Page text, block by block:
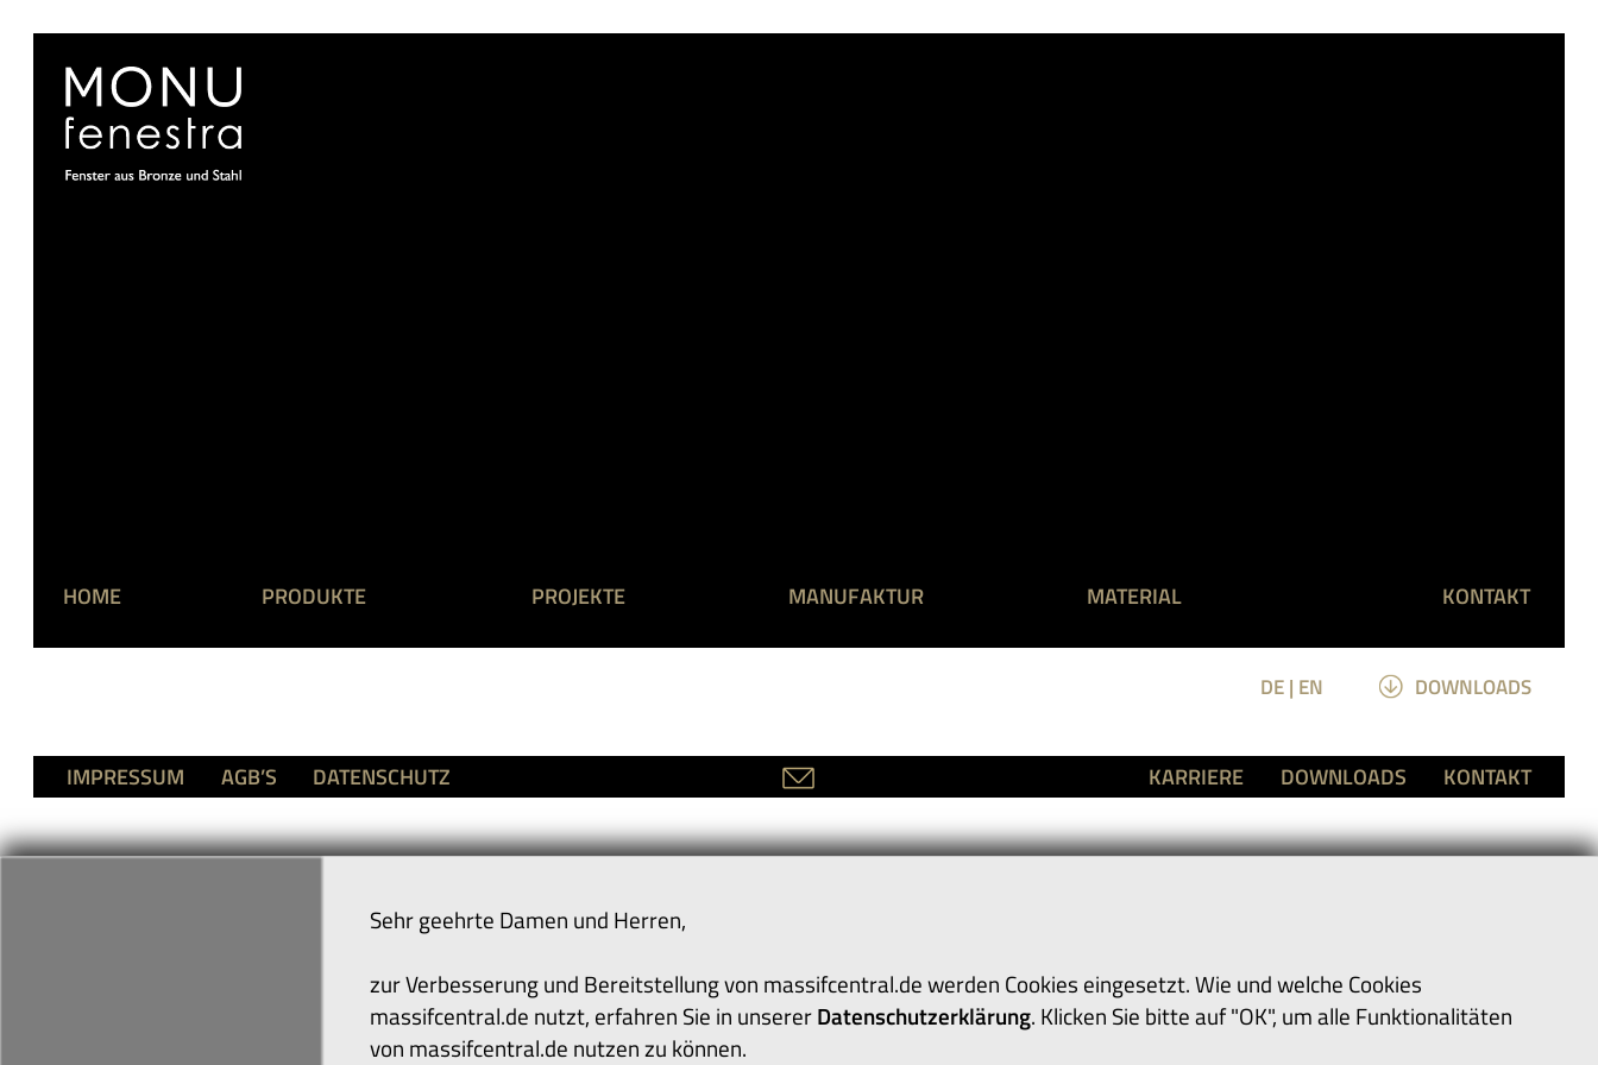
DE | EN DOWNLOADS
HOME PRODUKTE PROJEKTE MANUFAKTUR MATERIAL KONTAKT
IMPRESSUM AGB’S DATENSCHUTZ KARRIERE DOWNLOADS KONTAKT
Sehr geehrte Damen und Herren,
zur Verbesserung und Bereitstellung von massifcentral.de werden Cookies eingesetzt. Wie und welche Cookies
massifcentral.de nutzt, erfahren Sie in unsererDatenschutzerklärung. Klicken Sie bitte auf "OK", um alle Funktionalitäten
von massifcentral.de nutzen zu können.